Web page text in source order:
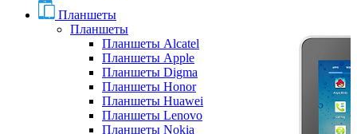
Планшеты
Планшеты
Планшеты Alcatel
Планшеты Apple
Планшеты Digma
Планшеты Honor
Планшеты Huawei
Планшеты Lenovo
Планшеты Nokia